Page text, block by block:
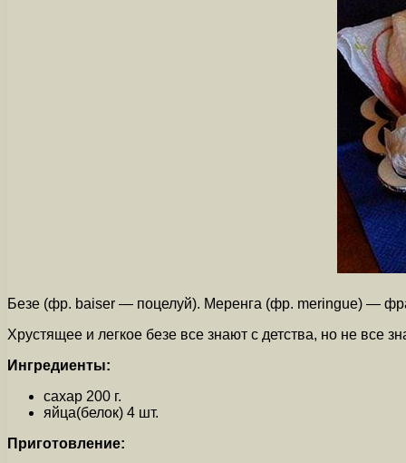
Безе (фр. baiser — поцелуй). Меренга (фр. meringue) —
Хрустящее и легкое безе все знают с детства, но не все
Ингредиенты:
сахар 200 г.
яйца(белок) 4 шт.
Приготовление: